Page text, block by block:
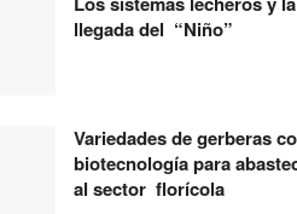
llegada del “Niño”
Variedades de gerberas
biotecnología para
al sector florícola